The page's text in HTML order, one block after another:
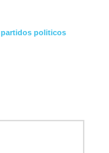
partidos politicos